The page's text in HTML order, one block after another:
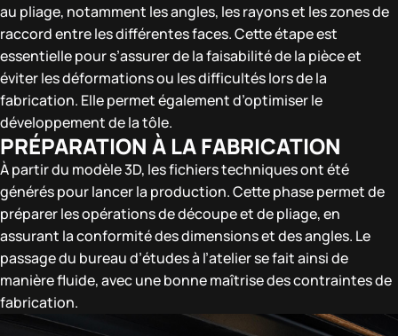
au pliage, notamment les angles, les rayons et les zones de
raccord entre les différentes faces. Cette étape est
essentielle pour s’assurer de la faisabilité de la pièce et
éviter les déformations ou les difficultés lors de la
fabrication. Elle permet également d’optimiser le
développement de la tôle.
PRÉPARATION À LA FABRICATION
À partir du modèle 3D, les fichiers techniques ont été
générés pour lancer la production. Cette phase permet de
préparer les opérations de découpe et de pliage, en
assurant la conformité des dimensions et des angles. Le
passage du bureau d’études à l’atelier se fait ainsi de
manière fluide, avec une bonne maîtrise des contraintes de
fabrication.